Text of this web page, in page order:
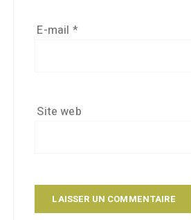
E-mail *
Site web